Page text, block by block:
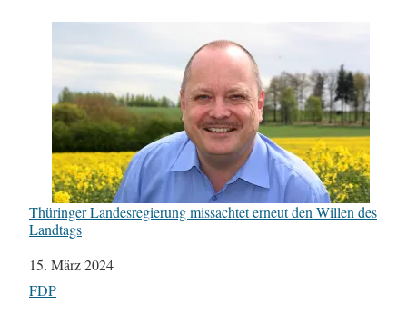
Thüringer Landesregierung missachtet erneut den Willen des
Landtags
Datum
15. März 2024
In Bezug auf
FDP